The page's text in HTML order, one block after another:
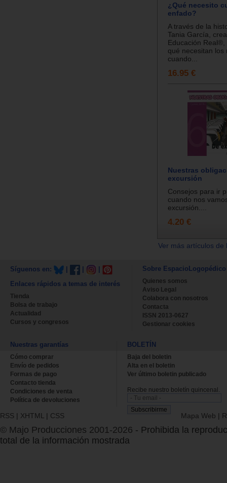
¿Qué necesito
enfado?
A través de la
Tania García,
Educación Real®,
qué necesitan los
cuando...
16.95 €
Nuestras
excursión
Consejos para ir
cuando nos
excursión....
4.20 €
Ver más artículos
Síguenos en:
Enlaces rápidos a temas de interés
Tienda
Bolsa de trabajo
Actualidad
Cursos y congresos
Sobre EspacioLogopédico
Quienes somos
Aviso Legal
Colabora con nosotros
Contacta
ISSN 2013-0627
Gestionar cookies
Nuestras garantías
Cómo comprar
Envío de pedidos
Formas de pago
Contacto tienda
Condiciones de venta
Política de devoluciones
BOLETÍN
Baja del boletin
Alta en el boletin
Ver último boletin publicado
Recibe nuestro boletín quincenal.
RSS | XHTML | CSS Mapa Web |
© Majo Producciones 2001-2026 - Prohibida la
total de la información mostrada